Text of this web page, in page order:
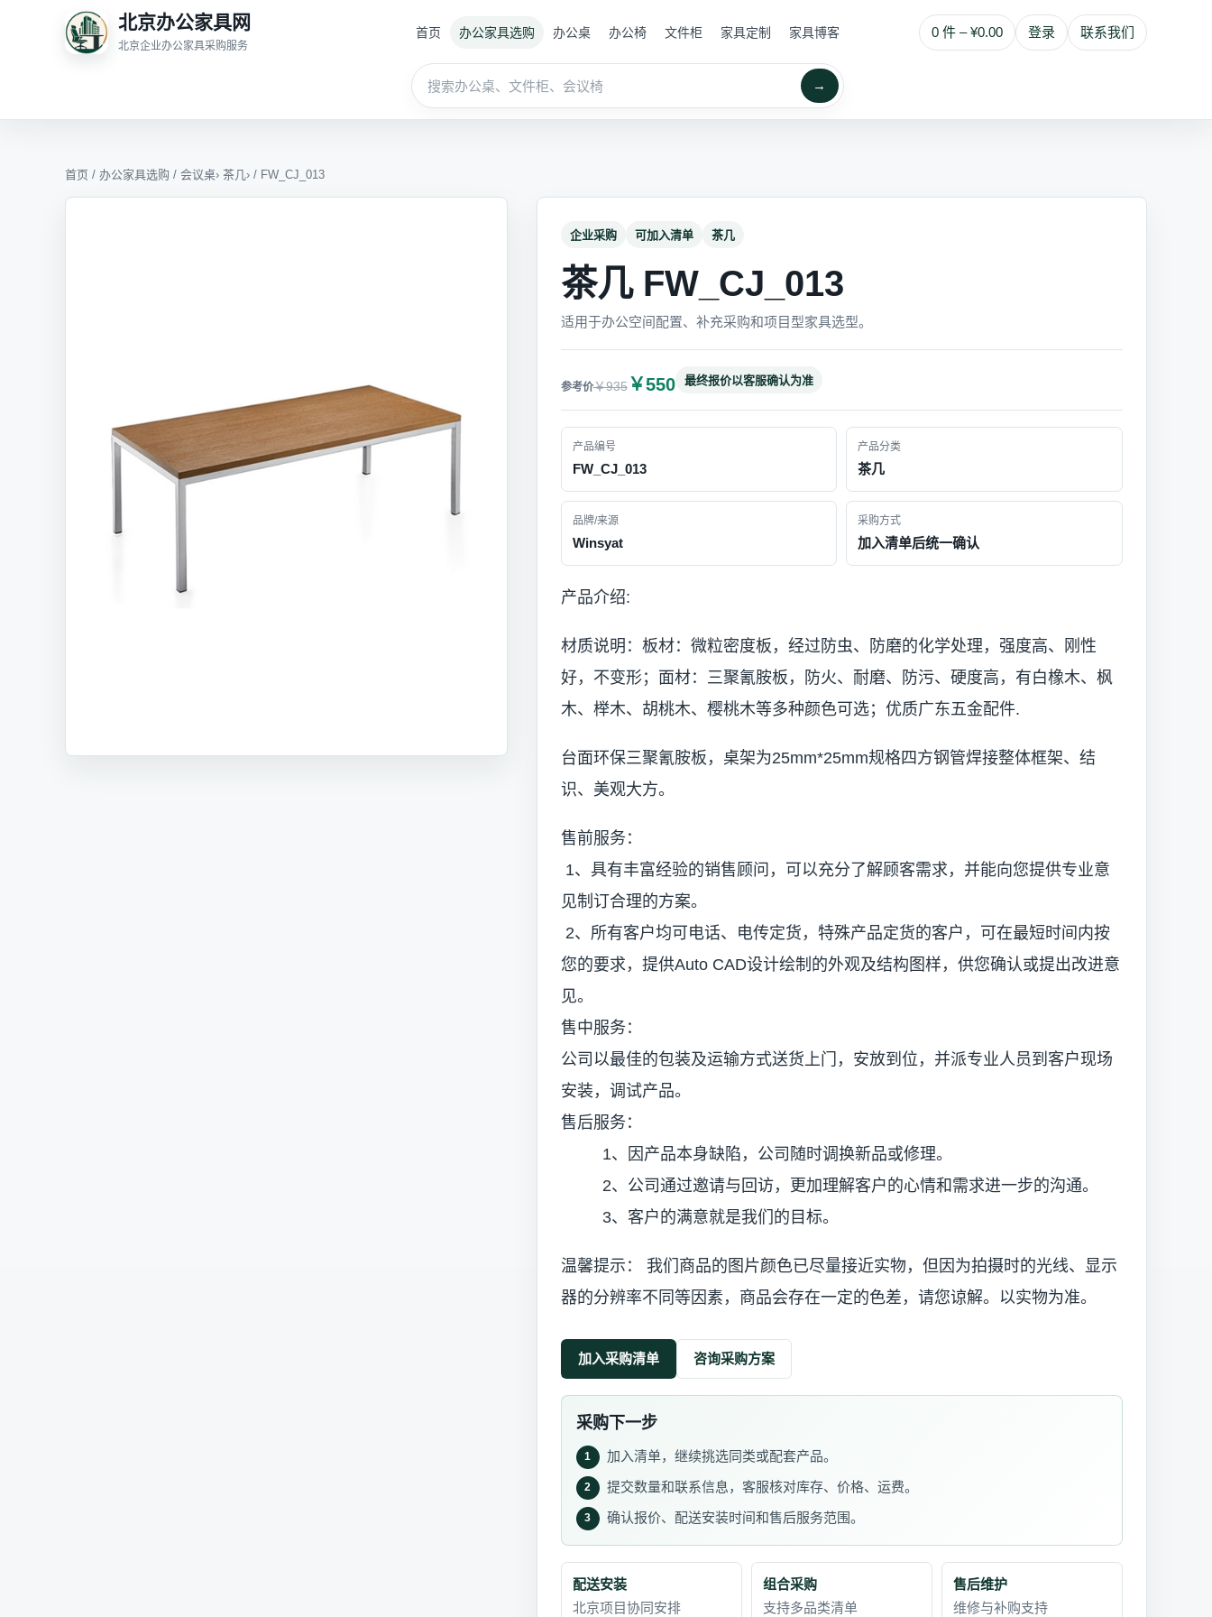
北京办公家具网
北京企业办公家具采购服务
0 件 – ¥0.00 登录 联系我们
首页 办公家具选购 办公桌 办公椅 文件柜 家具定制 家具博客
→
首页 / 办公家具选购 / 会议桌› 茶几› / FW_CJ_013
企业采购 可加入清单 茶几
茶几 FW_CJ_013
适用于办公空间配置、补充采购和项目型家具选型。
￥935￥550 最终报价以客服确认为准
产品编号
FW_CJ_013
产品分类
茶几
品牌/来源
Winsyat
采购方式
加入清单后统一确认
产品介绍:
材质说明：板材：微粒密度板，经过防虫、防磨的化学处理，强度高、刚性
好，不变形；面材：三聚氰胺板，防火、耐磨、防污、硬度高，有白橡木、枫
木、榉木、胡桃木、樱桃木等多种颜色可选；优质广东五金配件.
台面环保三聚氰胺板，桌架为25mm*25mm规格四方钢管焊接整体框架、结
识、美观大方。
售前服务：
1、具有丰富经验的销售顾问，可以充分了解顾客需求，并能向您提供专业意
见制订合理的方案。
2、所有客户均可电话、电传定货，特殊产品定货的客户，可在最短时间内按
您的要求，提供Auto CAD设计绘制的外观及结构图样，供您确认或提出改进意
见。
售中服务：
公司以最佳的包装及运输方式送货上门，安放到位，并派专业人员到客户现场
安装，调试产品。
售后服务：
1、因产品本身缺陷，公司随时调换新品或修理。
2、公司通过邀请与回访，更加理解客户的心情和需求进一步的沟通。
3、客户的满意就是我们的目标。
温馨提示： 我们商品的图片颜色已尽量接近实物，但因为拍摄时的光线、显示
器的分辨率不同等因素，商品会存在一定的色差，请您谅解。以实物为准。
加入采购清单 咨询采购方案
采购下一步
1 加入清单，继续挑选同类或配套产品。
2 提交数量和联系信息，客服核对库存、价格、运费。
3 确认报价、配送安装时间和售后服务范围。
配送安装
北京项目协同安排
组合采购
支持多品类清单
售后维护
维修与补购支持